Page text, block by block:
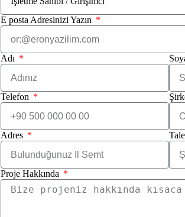
E posta Adresinizi Yazın
Adı
Telefon
Adres
Proje Hakkında